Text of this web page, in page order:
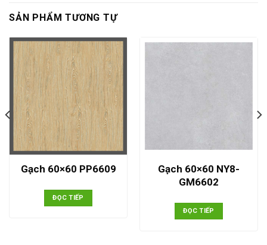
SẢN PHẨM TƯƠNG TỰ
Gạch 60×60 PP6609
ĐỌC TIẾP
Gạch 60×60 NY8-
GM6602
ĐỌC TIẾP